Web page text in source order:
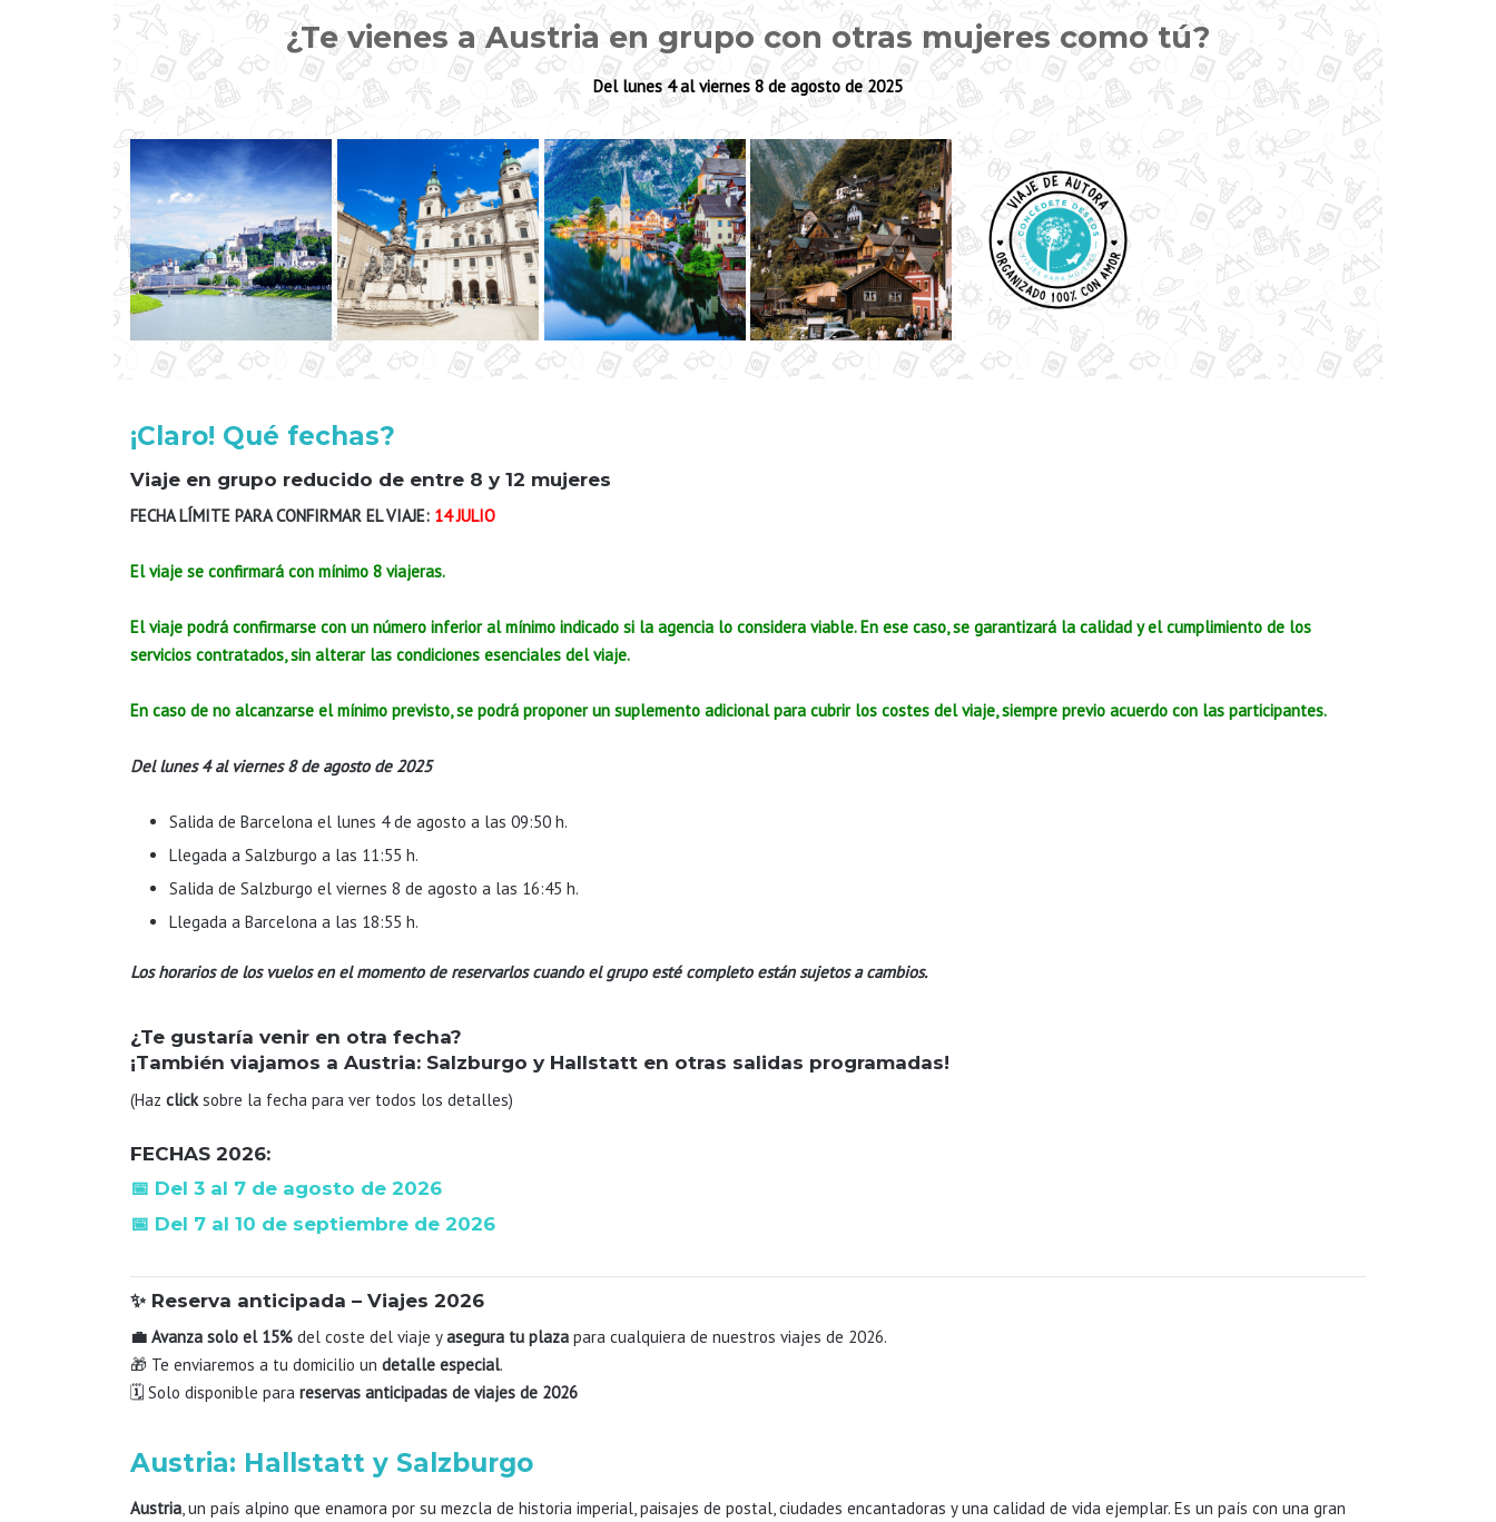
¿Te vienes a Austria en grupo con otras mujeres como tú?
Del lunes 4 al viernes 8 de agosto de 2025
¡Claro! Qué fechas?
Viaje en grupo reducido de entre 8 y 12 mujeres
FECHA LÍMITE PARA CONFIRMAR EL VIAJE: 14 JULIO
El viaje se confirmará con mínimo 8 viajeras.
El viaje podrá confirmarse con un número inferior al mínimo indicado si la agencia lo considera viable. En ese caso, se garantizará la calidad y el cumplimiento de los
servicios contratados, sin alterar las condiciones esenciales del viaje.
En caso de no alcanzarse el mínimo previsto, se podrá proponer un suplemento adicional para cubrir los costes del viaje, siempre previo acuerdo con las participantes.
Del lunes 4 al viernes 8 de agosto de 2025
Salida de Barcelona el lunes 4 de agosto a las 09:50 h.
Llegada a Salzburgo a las 11:55 h.
Salida de Salzburgo el viernes 8 de agosto a las 16:45 h.
Llegada a Barcelona a las 18:55 h.
Los horarios de los vuelos en el momento de reservarlos cuando el grupo esté completo están sujetos a cambios.
¿Te gustaría venir en otra fecha?
¡También viajamos a Austria: Salzburgo y Hallstatt en otras salidas programadas!
(Haz clicksobre la fecha para ver todos los detalles)
FECHAS 2026:
📅 Del 3 al 7 de agosto de 2026
📅 Del 7 al 10 de septiembre de 2026
✨ Reserva anticipada – Viajes 2026
💼 Avanza solo el 15% del coste del viaje yasegura tu plaza para cualquiera de nuestros viajes de 2026.
🎁 Te enviaremos a tu domicilio un detalle especial.
🗓 Solo disponible para reservas anticipadas de viajes de 2026
Austria: Hallstatt y Salzburgo
Austria, un país alpino que enamora por su mezcla de historia imperial, paisajes de postal, ciudades encantadoras y una calidad de vida ejemplar. Es un país con una gran